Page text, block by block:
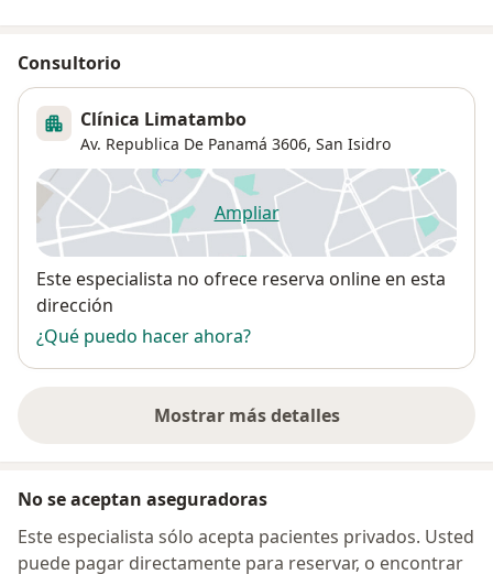
Consultorio
Clínica Limatambo
Av. Republica De Panamá 3606, San Isidro
Ampliarse abre en una nueva
Disponibilidad
Este especialista no ofrece reserva online en esta
dirección
¿Qué puedo hacer ahora?
Mostrar más detalles
sobre la dirección
No se aceptan aseguradoras
Este especialista sólo acepta pacientes privados. Usted
puede pagar directamente para reservar, o encontrar